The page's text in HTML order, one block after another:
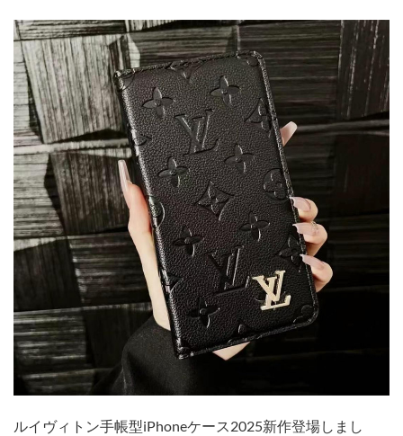
ルイヴィトン手帳型iPhoneケース2025新作登場しまし